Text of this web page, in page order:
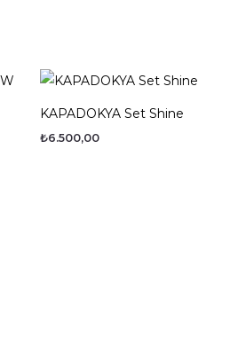
KAPADOKYA Set Shine
₺6.500,00